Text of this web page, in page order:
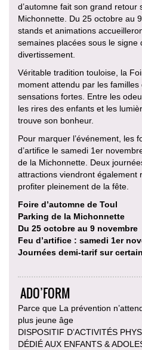
d’automne fait son grand retour
Michonnette. Du 25 octobre au
stands et animations
semaines placées sous le signe
divertissement.
Véritable tradition touloise, la
moment attendu par les
sensations fortes. Entre les
les rires des enfants et les
trouve son bonheur.
Pour marquer l’événement, les
d’artifice le samedi 1er
de la Michonnette. Deux
attractions viendront également
profiter pleinement de la fête.
Foire d’automne de Toul
Parking de la Michonnette
Du 25 octobre au 9 novembre
Feu d’artifice : samedi 1er
Journées demi-tarif sur
ADO’FORM
Parce que La prévention
plus jeune âge
DISPOSITIF D’ACTIVITÉS
DÉDIÉ AUX ENFANTS &